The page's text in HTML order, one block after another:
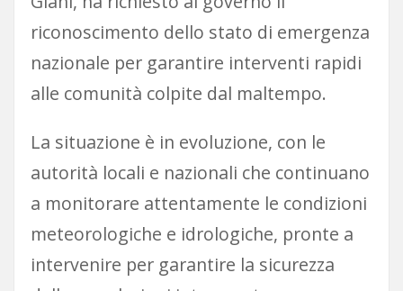
riconoscimento dello stato di emergenza
nazionale per garantire interventi rapidi
alle comunità colpite dal maltempo.
La situazione è in evoluzione, con le
autorità locali e nazionali che continuano
a monitorare attentamente le condizioni
meteorologiche e idrologiche, pronte a
intervenire per garantire la sicurezza